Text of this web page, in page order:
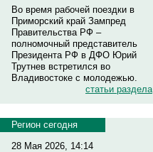
Во время рабочей поездки в
Приморский край Зампред
Правительства РФ –
полномочный представитель
Президента РФ в ДФО Юрий
Трутнев встретился во
Владивостоке с молодежью.
статьи раздела
Регион сегодня
28 Мая 2026, 14:14